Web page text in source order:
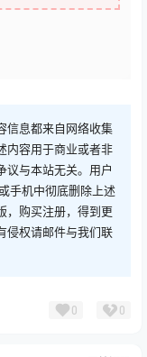
信息都来自网络收集
内容用于商业或者非
议与本站无关。用户
手机中彻底删除上述
，购买注册，得到更
侵权请邮件与我们联
0 0